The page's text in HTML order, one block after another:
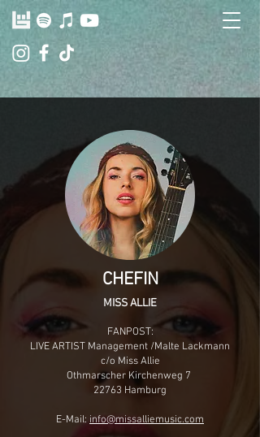
CHEFIN
MISS ALLIE
FANPOST:
LIVE ARTIST Management /Malte Lackmann
c/o Miss Allie
Othmarscher Kirchenweg 7
22763 Hamburg
E-Mail: info@missalliemusic.com